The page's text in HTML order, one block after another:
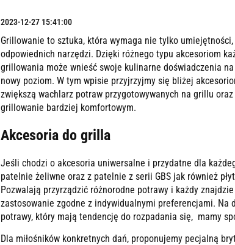
2023-12-27 15:41:00
Grillowanie to sztuka, która wymaga nie tylko
odpowiednich narzędzi. Dzięki różnego typu akcesoriom
grillowania może wnieść swoje kulinarne doświadczenia na
nowy poziom. W tym wpisie przyjrzyjmy się bliżej
zwiększą wachlarz potraw przygotowywanych na grillu
grillowanie bardziej komfortowym.
Akcesoria do grilla
Jeśli chodzi o akcesoria uniwersalne i przydatne dla
patelnie żeliwne oraz z patelnie z serii GBS jak również
Pozwalają przyrządzić różnorodne potrawy i każdy
zastosowanie zgodne z indywidualnymi preferencjami. Na
potrawy, który mają tendencję do rozpadania się, mamy
Dla miłośników konkretnych dań, proponujemy pecjalną